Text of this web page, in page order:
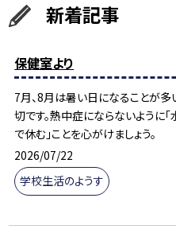
新着記事
保健室より
7月、8月は暑い日になることが
切です。熱中症にならないように「
で休む」ことを心がけましょう。
2026/07/22
学校生活のようす